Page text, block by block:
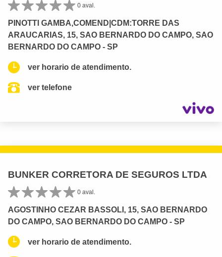
0 aval.
PINOTTI GAMBA,COMEND|CDM:TORRE DAS
ARAUCARIAS, 15, SAO BERNARDO DO CAMPO, SAO
BERNARDO DO CAMPO - SP
ver horario de atendimento.
ver telefone
BUNKER CORRETORA DE SEGUROS LTDA
0 aval.
AGOSTINHO CEZAR BASSOLI, 15, SAO BERNARDO
DO CAMPO, SAO BERNARDO DO CAMPO - SP
ver horario de atendimento.